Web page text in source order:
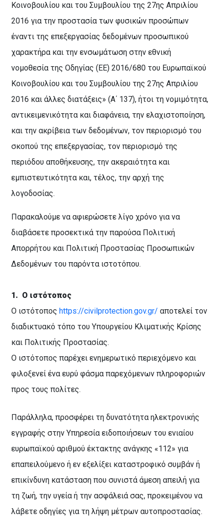
Κοινοβουλίου και του Συμβουλίου της 27ης Απριλίου
2016 για την προστασία των φυσικών προσώπων
έναντι της επεξεργασίας δεδομένων προσωπικού
χαρακτήρα και την ενσωμάτωση στην εθνική
νομοθεσία της Οδηγίας (ΕΕ) 2016/680 του Ευρωπαϊκού
Κοινοβουλίου και του Συμβουλίου της 27ης Απριλίου
2016 και άλλες διατάξεις» (Α΄ 137), ήτοι τη νομιμότητα,
αντικειμενικότητα και διαφάνεια, την ελαχιστοποίηση,
και την ακρίβεια των δεδομένων, τον περιορισμό του
σκοπού της επεξεργασίας, τον περιορισμό της
περιόδου αποθήκευσης, την ακεραιότητα και
εμπιστευτικότητα και, τέλος, την αρχή της
λογοδοσίας.
Παρακαλούμε να αφιερώσετε λίγο χρόνο για να
διαβάσετε προσεκτικά την παρούσα Πολιτική
Απορρήτου και Πολιτική Προστασίας Προσωπικών
Δεδομένων του παρόντα ιστοτόπου.
1. Ο ιστότοπος
Ο ιστότοπος https://civilprotection.gov.gr/ αποτελεί τον
διαδικτυακό τόπο του Υπουργείου Κλιματικής Κρίσης
και Πολιτικής Προστασίας.
Ο ιστότοπος παρέχει ενημερωτικό περιεχόμενο και
φιλοξενεί ένα ευρύ φάσμα παρεχόμενων πληροφοριών
προς τους πολίτες.
Παράλληλα, προσφέρει τη δυνατότητα ηλεκτρονικής
εγγραφής στην Υπηρεσία ειδοποιήσεων του ενιαίου
ευρωπαϊκού αριθμού έκτακτης ανάγκης «112» για
επαπειλούμενο ή εν εξελίξει καταστροφικό συμβάν ή
επικίνδυνη κατάσταση που συνιστά άμεση απειλή για
τη ζωή, την υγεία ή την ασφάλειά σας, προκειμένου να
λάβετε οδηγίες για τη λήψη μέτρων αυτοπροστασίας.